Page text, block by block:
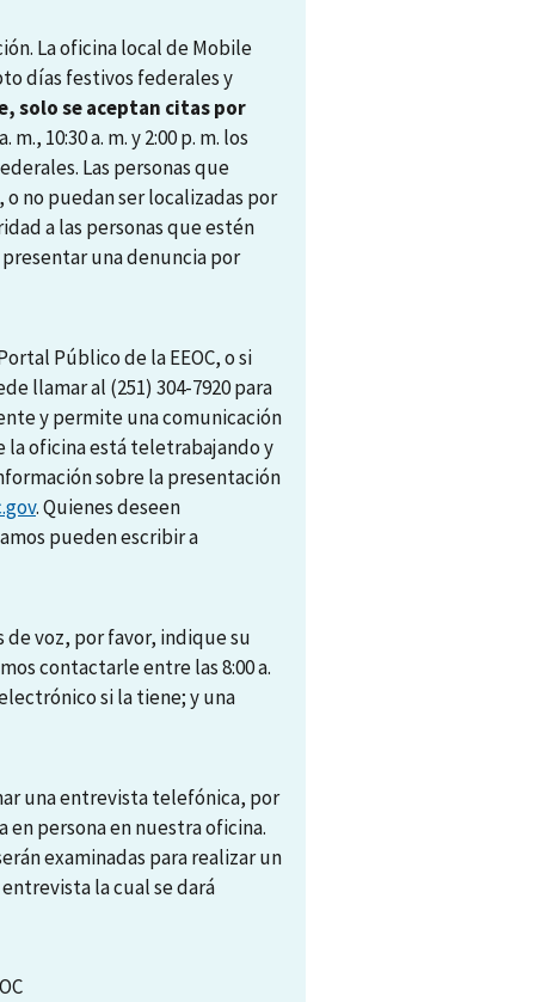
La oficina local de Mobile
días festivos federales y
solo se aceptan citas por
10:30 a. m. y 2:00 p. m. los
Las personas que
no puedan ser localizadas por
a las personas que estén
una denuncia por
Público de la EEOC, o si
llamar al (251) 304-7920 para
y permite una comunicación
la oficina está teletrabajando y
sobre la presentación
. Quienes deseen
pueden escribir a
de voz, por favor, indique su
contactarle entre las 8:00 a.
si la tiene; y una
una entrevista telefónica, por
en persona en nuestra oficina.
examinadas para realizar un
la cual se dará